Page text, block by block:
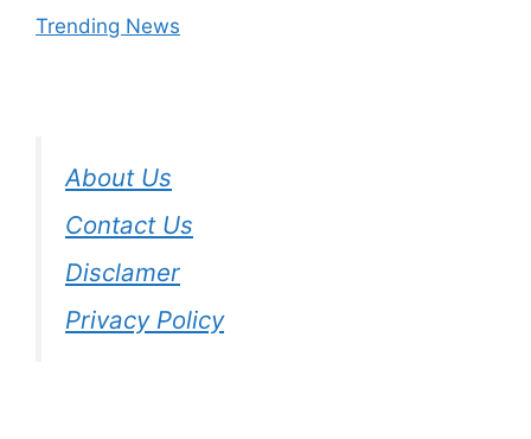
Trending News
About Us
Contact Us
Disclamer
Privacy Policy